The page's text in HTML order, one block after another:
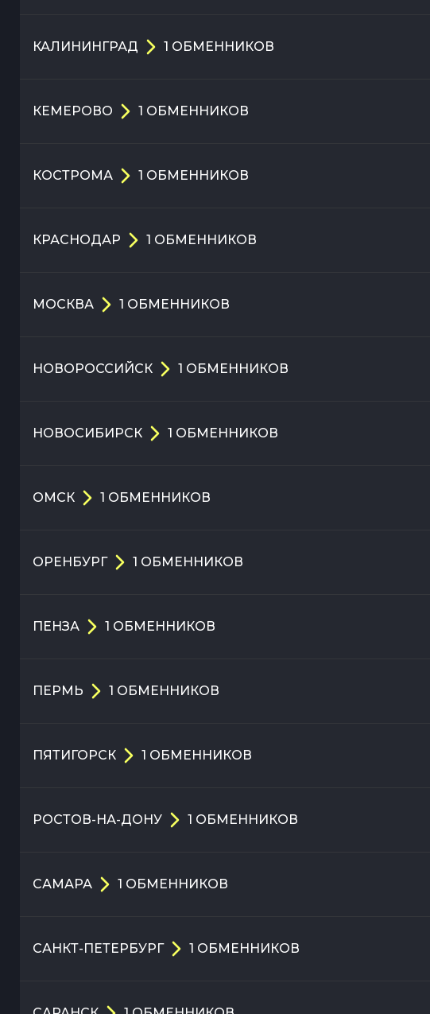
КАЛИНИНГРАД 1 ОБМЕННИКОВ
КЕМЕРОВО 1 ОБМЕННИКОВ
КОСТРОМА 1 ОБМЕННИКОВ
КРАСНОДАР 1 ОБМЕННИКОВ
МОСКВА 1 ОБМЕННИКОВ
НОВОРОССИЙСК 1 ОБМЕННИКОВ
НОВОСИБИРСК 1 ОБМЕННИКОВ
ОМСК 1 ОБМЕННИКОВ
ОРЕНБУРГ 1 ОБМЕННИКОВ
ПЕНЗА 1 ОБМЕННИКОВ
ПЕРМЬ 1 ОБМЕННИКОВ
ПЯТИГОРСК 1 ОБМЕННИКОВ
РОСТОВ-НА-ДОНУ 1 ОБМЕННИКОВ
САМАРА 1 ОБМЕННИКОВ
САНКТ-ПЕТЕРБУРГ 1 ОБМЕННИКОВ